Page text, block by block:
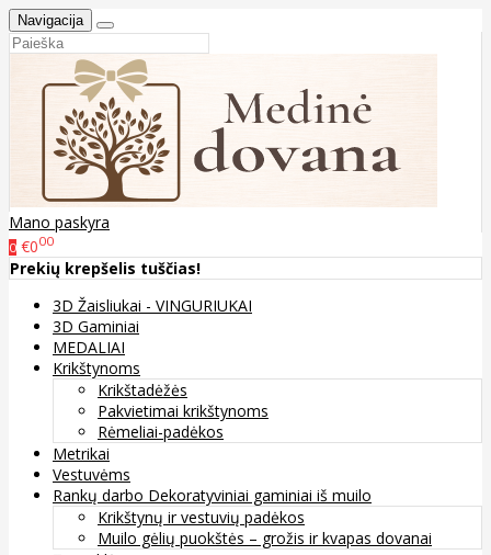
Navigacija
Mano paskyra
0 €000
Prekių krepšelis tuščias!
3D Žaisliukai - VINGURIUKAI
3D Gaminiai
MEDALIAI
Krikštynoms
Krikštadėžės
Pakvietimai krikštynoms
Rėmeliai-padėkos
Metrikai
Vestuvėms
Rankų darbo Dekoratyviniai gaminiai iš muilo
Krikštynų ir vestuvių padėkos
Muilo gėlių puokštės – grožis ir kvapas dovanai